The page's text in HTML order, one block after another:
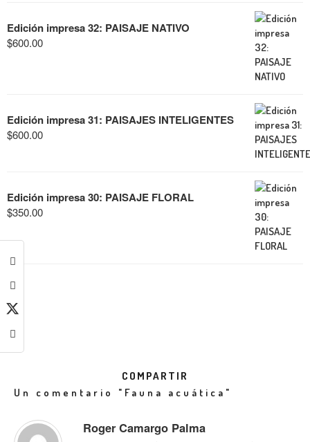
Edición impresa 32: PAISAJE NATIVO
$600.00
Edición impresa 31: PAISAJES INTELIGENTES
$600.00
Edición impresa 30: PAISAJE FLORAL
$350.00
COMPARTIR
Un comentario "Fauna acuática"
Roger Camargo Palma